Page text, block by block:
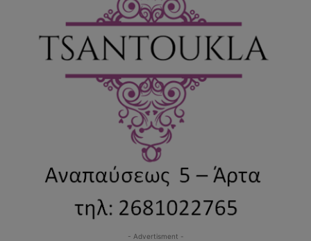
- Advertisment -